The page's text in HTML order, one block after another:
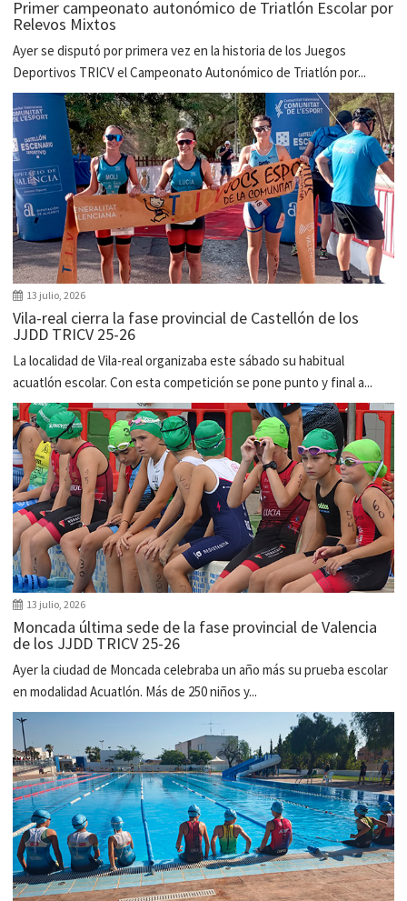
Primer campeonato autonómico de Triatlón Escolar por
Relevos Mixtos
Ayer se disputó por primera vez en la historia de los Juegos
Deportivos TRICV el Campeonato Autonómico de Triatlón por...
13 julio, 2026
Vila-real cierra la fase provincial de Castellón de los
JJDD TRICV 25-26
La localidad de Vila-real organizaba este sábado su habitual
acuatlón escolar. Con esta competición se pone punto y final a...
13 julio, 2026
Moncada última sede de la fase provincial de Valencia
de los JJDD TRICV 25-26
Ayer la ciudad de Moncada celebraba un año más su prueba escolar
en modalidad Acuatlón. Más de 250 niños y...